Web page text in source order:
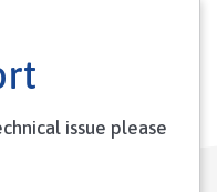
issue please